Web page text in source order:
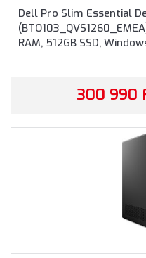
Dell Pro Slim Essential
RAM, 512GB SSD,
300 990